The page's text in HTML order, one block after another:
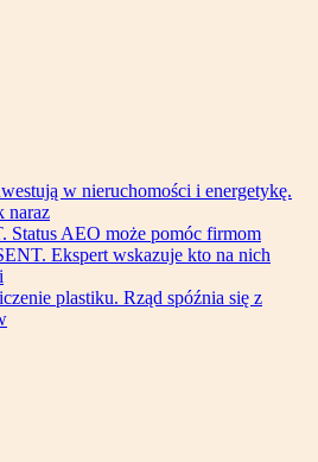
w nieruchomości i energetykę.
naraz
Status AEO może pomóc firmom
Ekspert wskazuje kto na nich
plastiku. Rząd spóźnia się z